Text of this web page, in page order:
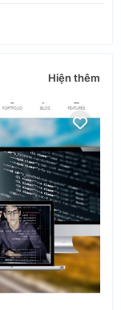
Hiện thêm